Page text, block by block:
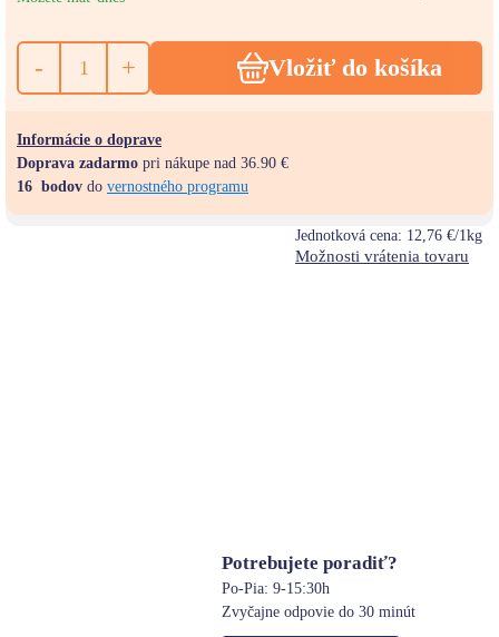
- + Vložiť do košíka
Informácie o doprave
Doprava zadarmo pri nákupe nad 36.90 €
16 bodov do vernostného programu
Jednotková cena: 12,76 €/1kg
Možnosti vrátenia tovaru
Potrebujete poradiť?
Po-Pia: 9-15:30h
Zvyčajne odpovie do 30 minút